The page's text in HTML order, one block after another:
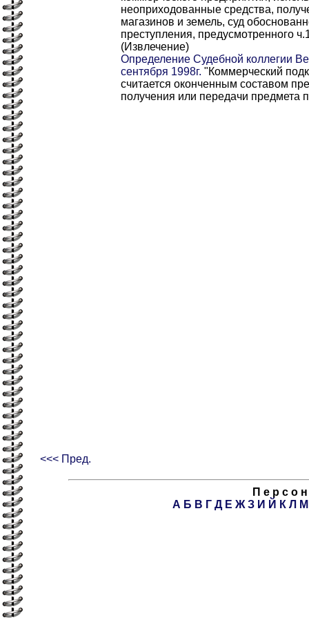
неоприходованные средства,
магазинов и земель, суд
преступления, предусмотренного
(Извлечение)
Определение Судебной коллегии
сентября 1998г. "Коммерческий
считается оконченным составом
получения или передачи предмета
<<< Пред.
П е р с о
А Б В Г Д Е Ж З И Й К Л М